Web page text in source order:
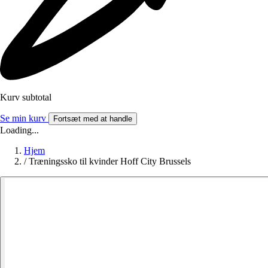
Kurv subtotal
Se min kurv Fortsæt med at handle
Loading...
Hjem
/ Træningssko til kvinder Hoff City Brussels